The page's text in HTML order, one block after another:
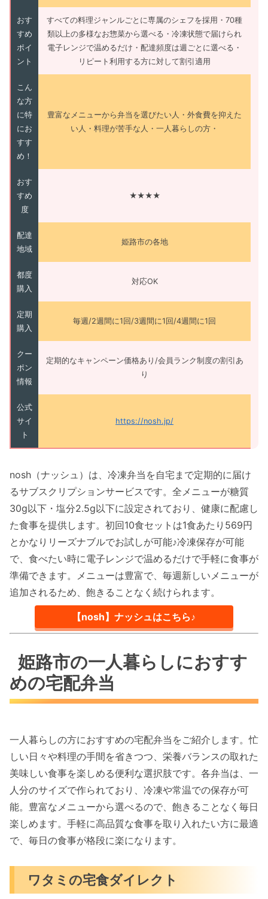
おす
すめ
ポイ
ント
すべての料理ジャンルごとに専属のシェフを採用・70種
類以上の多様なお惣菜から選べる・冷凍状態で届けられ
電子レンジで温めるだけ・配達頻度は週ごとに選べる・
リピート利用する方に対して割引適用
こん
な方
に特
にお
すす
め！
豊富なメニューから弁当を選びたい人・外食費を抑えた
い人・料理が苦手な人・一人暮らしの方・
おす
すめ
度
★★★★
配達
地域
姫路市の各地
都度
購入
対応OK
定期
購入
毎週/2週間に1回/3週間に1回/4週間に1回
クー
ポン
情報
定期的なキャンペーン価格あり/会員ランク制度の割引あ
り
公式
サイ
ト
https://nosh.jp/
nosh（ナッシュ）は、冷凍弁当を自宅まで定期的に届け
るサブスクリプションサービスです。全メニューが糖質
30g以下・塩分2.5g以下に設定されており、健康に配慮し
た食事を提供します。初回10食セットは1食あたり569円
とかなりリーズナブルでお試しが可能♪冷凍保存が可能
で、食べたい時に電子レンジで温めるだけで手軽に食事が
準備できます。メニューは豊富で、毎週新しいメニューが
追加されるため、飽きることなく続けられます。
【nosh】ナッシュはこちら♪
姫路市の一人暮らしにおすす
めの宅配弁当
一人暮らしの方におすすめの宅配弁当をご紹介します。忙
しい日々や料理の手間を省きつつ、栄養バランスの取れた
美味しい食事を楽しめる便利な選択肢です。各弁当は、一
人分のサイズで作られており、冷凍や常温での保存が可
能。豊富なメニューから選べるので、飽きることなく毎日
楽しめます。手軽に高品質な食事を取り入れたい方に最適
で、毎日の食事が格段に楽になります。
ワタミの宅食ダイレクト